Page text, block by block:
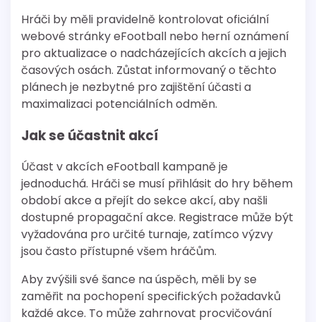
Hráči by měli pravidelně kontrolovat oficiální
webové stránky eFootball nebo herní oznámení
pro aktualizace o nadcházejících akcích a jejich
časových osách. Zůstat informovaný o těchto
plánech je nezbytné pro zajištění účasti a
maximalizaci potenciálních odměn.
Jak se účastnit akcí
Účast v akcích eFootball kampaně je
jednoduchá. Hráči se musí přihlásit do hry během
období akce a přejít do sekce akcí, aby našli
dostupné propagační akce. Registrace může být
vyžadována pro určité turnaje, zatímco výzvy
jsou často přístupné všem hráčům.
Aby zvýšili své šance na úspěch, měli by se
zaměřit na pochopení specifických požadavků
každé akce. To může zahrnovat procvičování